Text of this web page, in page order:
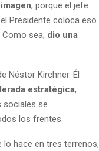
, porque el jefe
Presidente coloca eso
sea, dio una
Néstor Kirchner. Él
estratégica,
sociales se
los frentes.
lo hace en tres terrenos,